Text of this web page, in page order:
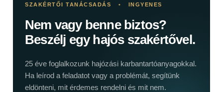
SZAKÉRTŐI TANÁCSADÁS • INGYENES
Nem vagy benne biztos?
Beszélj egy hajós szakértővel.
25 éve foglalkozunk hajózási karbantartóanyagokkal.
Ha leírod a feladatot vagy a problémát, segítünk
eldönteni, mit érdemes rendelni és mit nem.